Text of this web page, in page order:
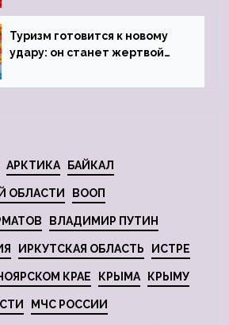
Туризм готовится к новому
удару: он станет жертвой
АРКТИКА БАЙКАЛ
ОБЛАСТИ ВООП
ВЛАДИМИР ПУТИН
ИРКУТСКАЯ ОБЛАСТЬ ИСТРЕ
КРАЕ КРЫМА КРЫМУ
МЧС РОССИИ